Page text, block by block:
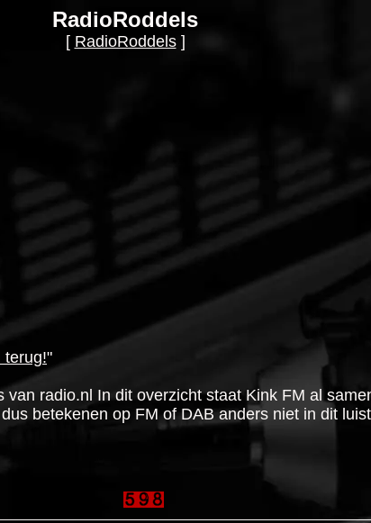
RadioRoddels
[ RadioRoddels]
terug!"
radio.nl In dit overzicht staat Kink FM al
betekenen op FM of DAB anders niet in dit